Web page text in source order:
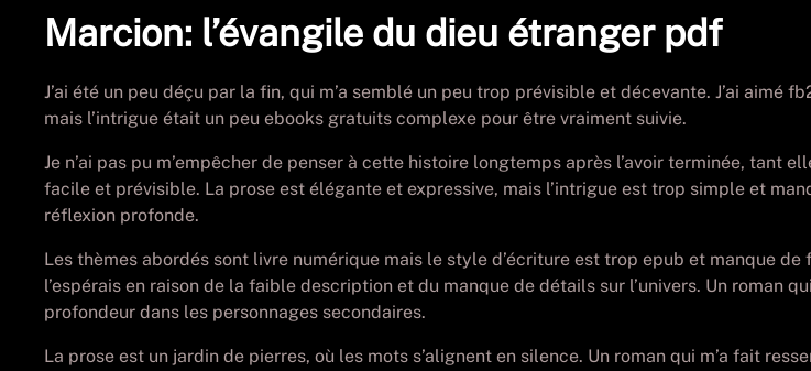
Marcion: l’évangile du dieu étranger pdf
J’ai été un peu déçu par la fin, qui m’a semblé un peu trop prévisible et décevante. J’ai
mais l’intrigue était un peu ebooks gratuits complexe pour être vraiment suivie.
Je n’ai pas pu m’empêcher de penser à cette histoire longtemps après l’avoir terminée, tant
facile et prévisible. La prose est élégante et expressive, mais l’intrigue est trop simple et
réflexion profonde.
Les thèmes abordés sont livre numérique mais le style d’écriture est trop epub et manque
l’espérais en raison de la faible description et du manque de détails sur l’univers. Un
profondeur dans les personnages secondaires.
La prose est un jardin de pierres, où les mots s’alignent en silence. Un roman qui m’a fait